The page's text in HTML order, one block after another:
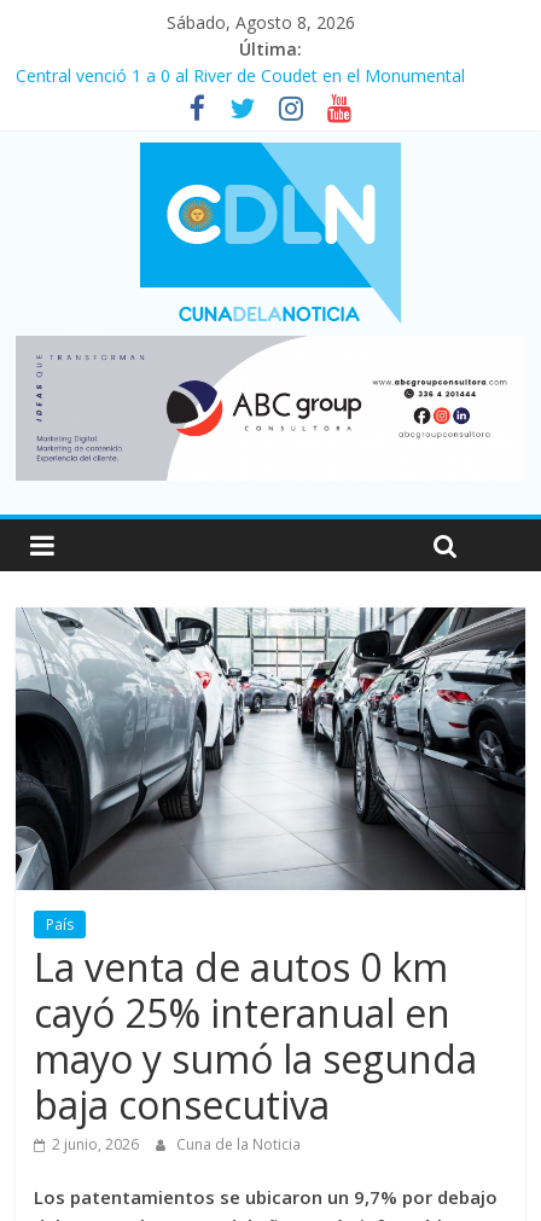
Sábado, Agosto 8, 2026
Última:
Central venció 1 a 0 al River de Coudet en el Monumental
La morosidad alcanzó su nivel más alto en dos décadas y ya
afecta a 400 mil deudores en Santa Fe
Desde que asumió Milei cerraron 41.000 kioscos: el sector
denuncia crisis como en 2001
Vacaciones de invierno con más movimiento y consumo
turístico: 4,6 millones de personas viajaron por el país, un 5,9%
Fuerte caída de la venta de autos usados en julio: bajó un 12,6%
País
La venta de autos 0 km
cayó 25% interanual en
mayo y sumó la segunda
baja consecutiva
2 junio, 2026 Cuna de la Noticia
Los patentamientos se ubicaron un 9,7% por debajo